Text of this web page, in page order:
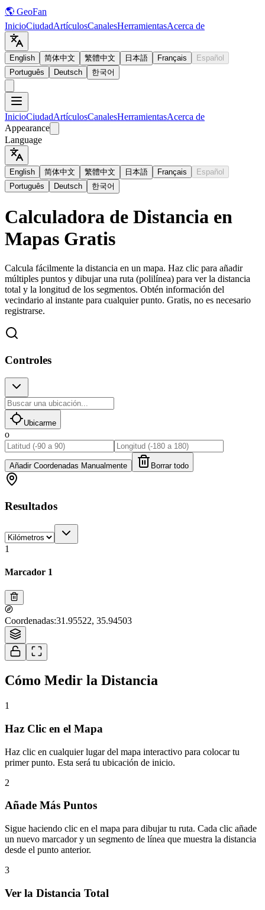
🌎 GeoFan
InicioCiudadArtículosCanalesHerramientasAcerca de
English 简体中文 繁體中文 日本語 Français
Español
Português
Deutsch 한국어
InicioCiudadArtículosCanalesHerramientasAcerca de
Appearance
Language
English 简体中文 繁體中文 日本語 Français
Español
Português
Deutsch 한국어
Calculadora de Distancia en
Mapas Gratis
Calcula fácilmente la distancia en un mapa. Haz clic para añadir
múltiples puntos y dibujar una ruta (polilínea) para ver la distancia
total y la longitud de los segmentos. Obtén información del
vecindario al instante para cualquier punto. Gratis, no es necesario
registrarse.
Controles
Ubicarme
o
Añadir Coordenadas Manualmente Borrar todo
Resultados
1
Marcador 1
Coordenadas:31.95522, 35.945031
Tiles © Esri — Source: Esri, i-cubed, USDA, USGS, AEX, GeoEye,
Getmapping, Aerogrid, IGN, IGP, UPR-EGP, and the GIS User Community
Cómo Medir la Distancia
1
Haz Clic en el Mapa
Haz clic en cualquier lugar del mapa interactivo para colocar tu
primer punto. Esta será tu ubicación de inicio.
2
Añade Más Puntos
Sigue haciendo clic en el mapa para dibujar tu ruta. Cada clic añade
un nuevo marcador y un segmento de línea que muestra la distancia
desde el punto anterior.
3
Ver la Distancia Total